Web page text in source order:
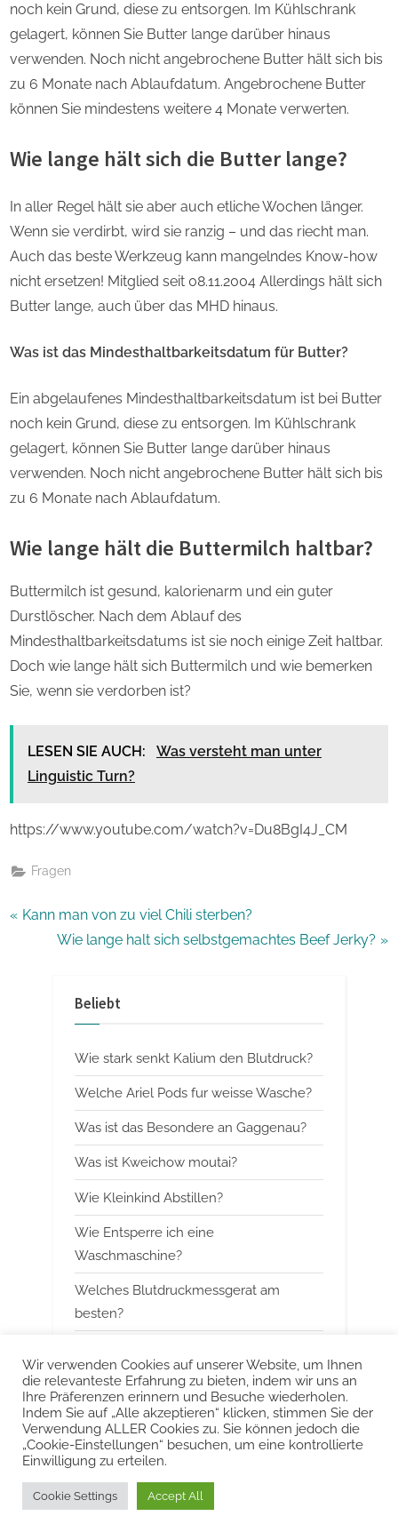
noch kein Grund, diese zu entsorgen. Im Kühlschrank
gelagert, können Sie Butter lange darüber hinaus
verwenden. Noch nicht angebrochene Butter hält sich bis
zu 6 Monate nach Ablaufdatum. Angebrochene Butter
können Sie mindestens weitere 4 Monate verwerten.
Wie lange hält sich die Butter lange?
In aller Regel hält sie aber auch etliche Wochen länger.
Wenn sie verdirbt, wird sie ranzig – und das riecht man.
Auch das beste Werkzeug kann mangelndes Know-how
nicht ersetzen! Mitglied seit 08.11.2004 Allerdings hält sich
Butter lange, auch über das MHD hinaus.
Was ist das Mindesthaltbarkeitsdatum für Butter?
Ein abgelaufenes Mindesthaltbarkeitsdatum ist bei Butter
noch kein Grund, diese zu entsorgen. Im Kühlschrank
gelagert, können Sie Butter lange darüber hinaus
verwenden. Noch nicht angebrochene Butter hält sich bis
zu 6 Monate nach Ablaufdatum.
Wie lange hält die Buttermilch haltbar?
Buttermilch ist gesund, kalorienarm und ein guter
Durstlöscher. Nach dem Ablauf des
Mindesthaltbarkeitsdatums ist sie noch einige Zeit haltbar.
Doch wie lange hält sich Buttermilch und wie bemerken
Sie, wenn sie verdorben ist?
LESEN SIE AUCH:
Was versteht man unter
Linguistic Turn?
https://www.youtube.com/watch?v=Du8BgI4J_CM
Fragen
Beitragsnavigation
P
Kann man von zu viel Chili sterben?
N
Wie lange halt sich selbstgemachtes Beef Jerky?
Beliebt
Wie stark senkt Kalium den Blutdruck?
Welche Ariel Pods fur weisse Wasche?
Was ist das Besondere an Gaggenau?
Was ist Kweichow moutai?
Wie Kleinkind Abstillen?
Wie Entsperre ich eine
Waschmaschine?
Welches Blutdruckmessgerat am
besten?
Kann man Arbeitsspeicher kombinieren?
Was ist das Besondere an Smeg?
Urheberrecht © 2022 KurzeAntworten
Wir verwenden Cookies auf unserer Website, um Ihnen
die relevanteste Erfahrung zu bieten, indem wir uns an
Ihre Präferenzen erinnern und Besuche wiederholen.
Indem Sie auf „Alle akzeptieren“ klicken, stimmen Sie der
Verwendung ALLER Cookies zu. Sie können jedoch die
„Cookie-Einstellungen“ besuchen, um eine kontrollierte
Einwilligung zu erteilen.
Cookie Settings Accept All